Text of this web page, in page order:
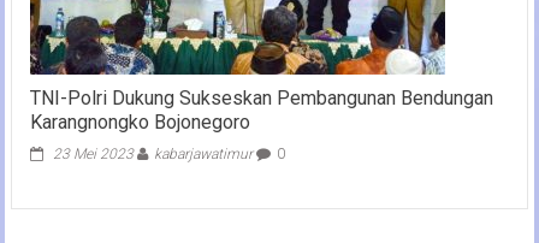
TNI-Polri Dukung Sukseskan Pembangunan Bendungan
Karangnongko Bojonegoro
23 Mei 2023 kabarjawatimur 0